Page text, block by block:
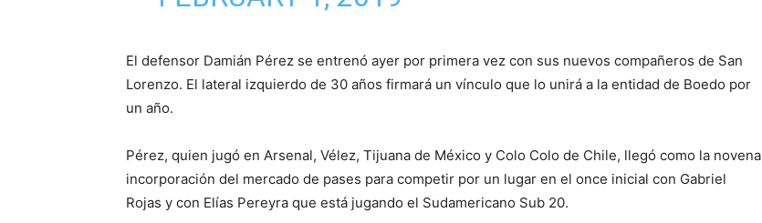
El defensor Damián Pérez se entrenó ayer por primera vez con sus nuevos compañeros de San
Lorenzo. El lateral izquierdo de 30 años firmará un vínculo que lo unirá a la entidad de Boedo por
un año.
Pérez, quien jugó en Arsenal, Vélez, Tijuana de México y Colo Colo de Chile, llegó como la novena
incorporación del mercado de pases para competir por un lugar en el once inicial con Gabriel
Rojas y con Elías Pereyra que está jugando el Sudamericano Sub 20.